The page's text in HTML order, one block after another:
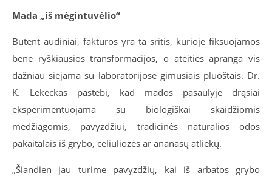
Mada „iš mėgintuvėlio“
Būtent audiniai, faktūros yra ta sritis, kurioje fiksuojamos
bene ryškiausios transformacijos, o ateities apranga vis
dažniau siejama su laboratorijose gimusiais pluoštais. Dr.
K. Lekeckas pastebi, kad mados pasaulyje drąsiai
eksperimentuojama su biologiškai skaidžiomis
medžiagomis, pavyzdžiui, tradicinės natūralios odos
pakaitalais iš grybo, celiuliozės ar ananasų atliekų.
„Šiandien jau turime pavyzdžių, kai iš arbatos grybo